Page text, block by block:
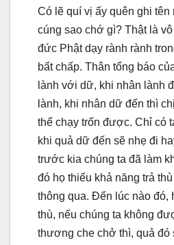
Có lẽ quí vị ấy quên ghi tên
cúng sao chớ gì? Thật là
đức Phật dạy rành rành
bất chấp. Thân tổng báo
lành với dữ, khi nhân lành
lành, khi nhân dữ đến thì
thể chạy trốn được. Chỉ có
khi quả dữ đến sẽ nhẹ đi
trước kia chúng ta đã làm
đó họ thiếu khả năng trả
thông qua. Đến lúc nào đó,
thù, nếu chúng ta không
thương che chở thì, quả đó